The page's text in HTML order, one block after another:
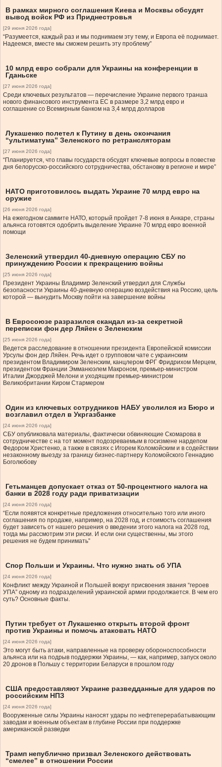
В рамках мирного соглашения Киева и Москвы обсудят
вывод войск РФ из Приднестровья
[29 июня 2026 года]
“Разумеется, каждый раз и мы поднимаем эту тему, и Европа её поднимает.
Надеемся, вместе мы сможем решить эту проблему”
10 млрд евро собрали для Украины на конференции в
Гданьске
[27 июня 2026 года]
Среди ключевых результатов — перечисление Украине первого транша
нового финансового инструмента ЕС в размере 3,2 млрд евро и
соглашение со Всемирным банком на 3,4 млрд долларов
Лукашенко полетел к Путину в день окончания
“ультиматума” Зеленского по ретрансляторам
[27 июня 2026 года]
“Планируется, что главы государств обсудят ключевые вопросы в повестке
дня белорусско-российского сотрудничества, обстановку в регионе и мире”
НАТО приготовилось выдать Украине 70 млрд евро на
оружие
[26 июня 2026 года]
На ежегодном саммите НАТО, который пройдет 7-8 июня в Анкаре, страны
альянса готовятся одобрить выделение Украине 70 млрд евро военной
помощи
Зеленский утвердил 40-дневную операцию СБУ по
принуждению России к прекращению войны
[25 июня 2026 года]
Президент Украины Владимир Зеленский утвердил для Службы
безопасности Украины 40-дневную операцию воздействия на Россию, цель
которой — вынудить Москву пойти на завершение войны
В Евросоюзе разразился скандал из-за секретной
переписки фон дер Ляйен с Зеленским
[25 июня 2026 года]
Ведется расследование в отношении президента Европейской комиссии
Урсулы фон дер Ляйен. Речь идет о групповом чате с украинским
президентом Владимиром Зеленским, канцлером ФРГ Фридрихом Мерцем,
президентом Франции Эмманюэлем Макроном, премьер-министром
Италии Джорджей Мелони и уходящим премьер-министром
Великобритании Киром Стармером
Один из ключевых сотрудников НАБУ уволился из Бюро и
возглавил отдел в Укргазбанке
[24 июня 2026 года]
СБУ опубликовала материалы, фактически обвиняющие Скомарова в
сотрудничестве с на тот момент подозреваемым в госизмене нардепом
Федором Христенко, а также в связях с Игорем Коломойским и в содействии
незаконному выезду за границу бизнес-партнеру Коломойского Геннадию
Боголюбову
Гетьманцев допускает отказ от 50-процентного налога на
банки в 2028 году ради приватизации
[24 июня 2026 года]
“Если появятся конкретные предложения относительно того или иного
соглашения по продаже, например, на 2028 год, и стоимость соглашения
будет зависеть от нашего решения о введении этого налога на 2028 год,
тогда мы рассмотрим эти риски. И если они существенны, мы этого
решения не будем принимать”
Спор Польши и Украины. Что нужно знать об УПА
[24 июня 2026 года]
Конфликт между Украиной и Польшей вокруг присвоения звания “героев
УПА” одному из подразделений украинской армии продолжается. В чем его
суть? Основные факты.
Путин требует от Лукашенко открыть второй фронт
против Украины и помочь атаковать НАТО
[24 июня 2026 года]
Это могут быть атаки, направленные на проверку обороноспособности
альянса или на подрыв поддержки Украины, — как, например, запуск около
20 дронов в Польшу с территории Беларуси в прошлом году
США предоставляют Украине разведданные для ударов по
российским НПЗ
[24 июня 2026 года]
Вооруженные силы Украины наносят удары по нефтеперерабатывающим
заводам и военным объектам в глубине России при поддержке
американской разведки
Трамп непублично призвал Зеленского действовать
“смелее” в отношении России